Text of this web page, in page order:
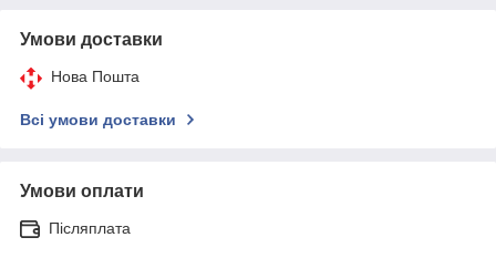
Умови доставки
Нова Пошта
Всі умови доставки
Умови оплати
Післяплата